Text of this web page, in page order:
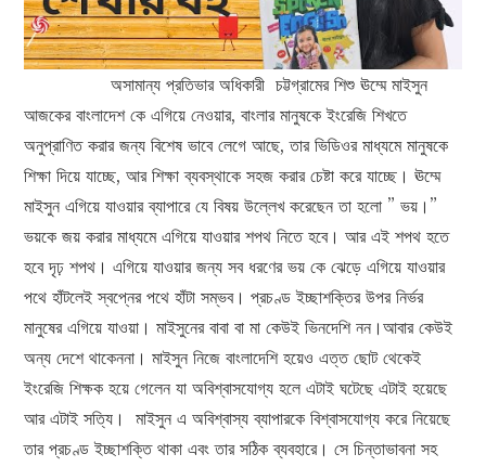
অসামান্য প্রতিভার অধিকারী চট্টগ্রামের শিশু ঊম্মে মাইসুন
আজকের বাংলাদেশ কে এগিয়ে নেওয়ার, বাংলার মানুষকে ইংরেজি শিখতে
অনুপ্রাণিত করার জন্য বিশেষ ভাবে লেগে আছে, তার ভিডিওর মাধ্যমে মানুষকে
শিক্ষা দিয়ে যাচ্ছে, আর শিক্ষা ব্যবস্থাকে সহজ করার চেষ্টা করে যাচ্ছে। ঊম্মে
মাইসুন এগিয়ে যাওয়ার ব্যাপারে যে বিষয় উল্লেখ করেছেন তা হলো ” ভয়।”
ভয়কে জয় করার মাধ্যমে এগিয়ে যাওয়ার শপথ নিতে হবে। আর এই শপথ হতে
হবে দৃঢ় শপথ। এগিয়ে যাওয়ার জন্য সব ধরণের ভয় কে ঝেড়ে এগিয়ে যাওয়ার
পথে হাঁটলেই স্বপ্নের পথে হাঁটা সম্ভব। প্রচণ্ড ইচ্ছাশক্তির উপর নির্ভর
মানুষের এগিয়ে যাওয়া। মাইসুনের বাবা বা মা কেউই ভিনদেশি নন।আবার কেউই
অন্য দেশে থাকেননা। মাইসুন নিজে বাংলাদেশি হয়েও এত্ত ছোট থেকেই
ইংরেজি শিক্ষক হয়ে গেলেন যা অবিশ্বাসযোগ্য হলে এটাই ঘটেছে এটাই হয়েছে
আর এটাই সত্যি। মাইসুন এ অবিশ্বাস্য ব্যাপারকে বিশ্বাসযোগ্য করে নিয়েছে
তার প্রচণ্ড ইচ্ছাশক্তি থাকা এবং তার সঠিক ব্যবহারে। সে চিন্তাভাবনা সহ